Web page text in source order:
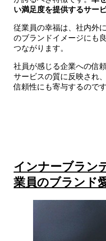
い満足度を提供するサー
従業員の幸福は、社内外
のブランドイメージにも
つながります。
社員が感じる企業への信
サービスの質に反映され
信頼性にも寄与するのです
インナーブラン
業員のブランド